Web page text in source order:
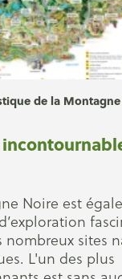
de la
Noire est
nombreux sites
L'un des plus